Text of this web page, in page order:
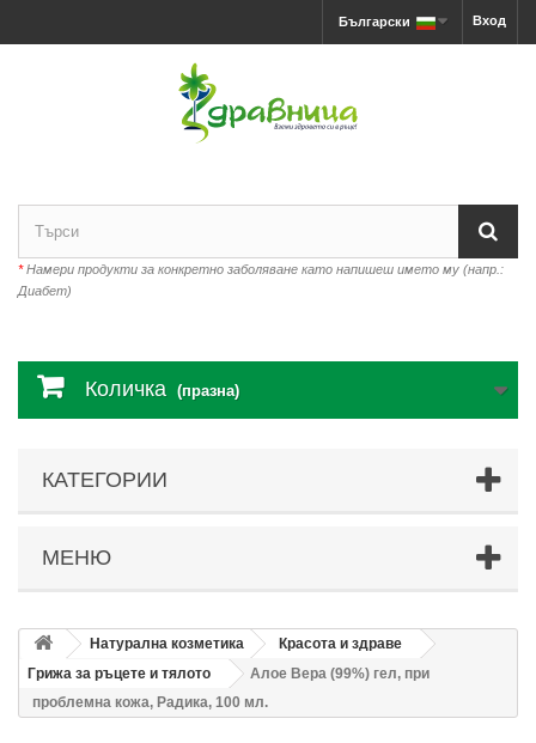
Вход
Български
*Намери продукти за конкретно заболяване като напишеш името му (напр.:
Диабет)
Количка (празна)
КАТЕГОРИИ
МЕНЮ
Натурална козметика
Красота и здраве
Грижа за ръцете и тялото
Алое Вера (99%) гел, при
проблемна кожа, Радика, 100 мл.